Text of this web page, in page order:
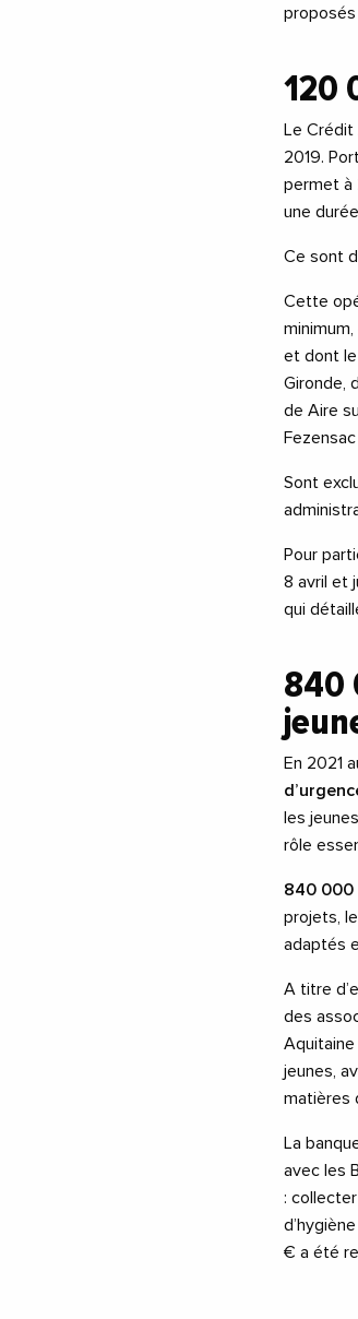
proposés
120
Le
2019.
permet à
une
Ce sont
Cette
et dont
Gironde,
de Aire
Sont
Pour
8 avril et
qui
840
En 2021
les
rôle
840 000
projets,
adaptés
A titre
des
jeunes,
matières
La
avec les
:
€ a été